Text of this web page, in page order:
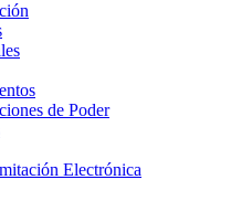
de Poder
Electrónica